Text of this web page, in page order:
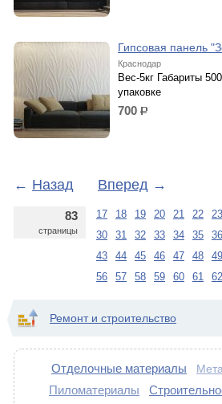
Гипсовая панель
Краснодар
Вес-5кг Габариты
упаковке
700 р.
← Назад Вперед →
83
страницы
17 18 19 20 21 22 23
30
31 32 33 34 35 36
43
44 45 46 47 48 49
56
57 58 59 60 61 62
Ремонт и строительство
Отделочные материалы
Пиломатериалы